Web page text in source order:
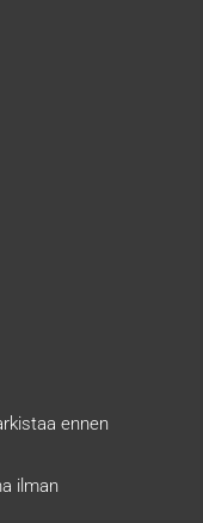
ennen
ilman